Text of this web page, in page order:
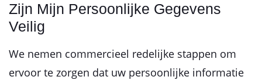
Zijn Mijn Persoonlijke Gegevens
Veilig
We nemen commercieel redelijke stappen om
ervoor te zorgen dat uw persoonlijke informatie